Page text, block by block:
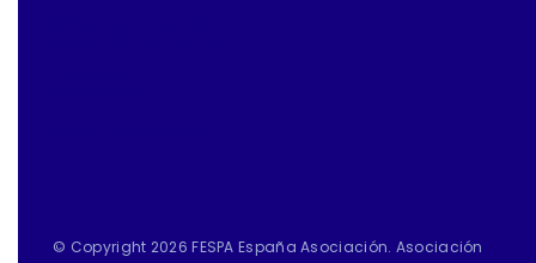
© Copyright 2026 FESPA España Asociación. Asociación